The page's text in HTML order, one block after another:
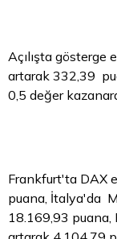
Açılışta gösterge
artarak 332,39
0,5 değer
Frankfurt'ta DAX
puana, İtalya'da
18.169,93